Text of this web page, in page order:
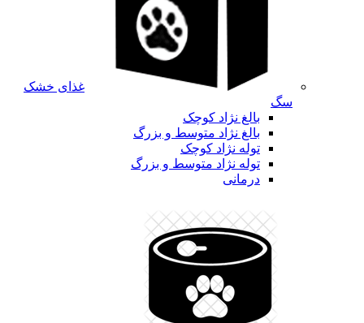
غذای خشک
سگ
بالغ نژاد کوچک
بالغ نژاد متوسط و بزرگ
توله نژاد کوچک
توله نژاد متوسط و بزرگ
درمانی